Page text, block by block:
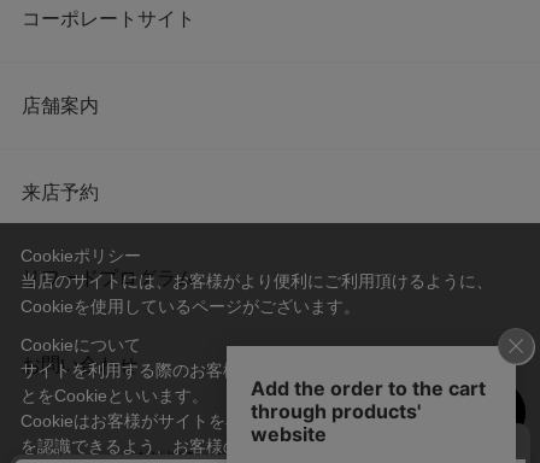
コーポレートサイト
店舗案内
来店予約
リワードプログラム
お問い合わせ
Cookieポリシー
当店のサイトには、お客様がより便利にご利用頂けるように、
Cookieを使用しているページがございます。
Cookieについて
サイトを利用する際のお客様情報をPC上で記録管理する技術のこ
とをCookieといいます。
Cookieはお客様がサイトを再訪問された際に、お客様のデバイス
を認識できるよう、お客様のデバイス間からサーバーへ送り返さ